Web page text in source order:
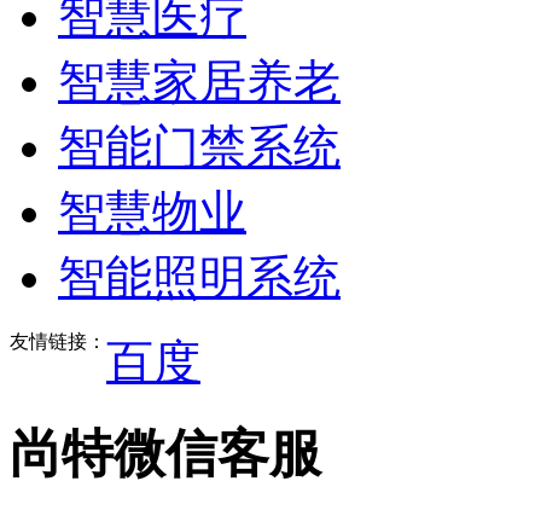
智慧医疗
智慧家居养老
智能门禁系统
智慧物业
智能照明系统
友情链接： 百度
尚特微信客服